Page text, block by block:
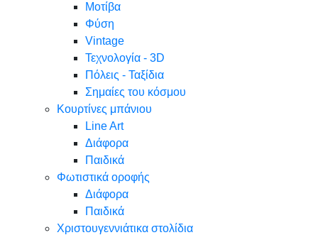
Μοτίβα
Φύση
Vintage
Τεχνολογία - 3D
Πόλεις - Ταξίδια
Σημαίες του κόσμου
Κουρτίνες μπάνιου
Line Art
Διάφορα
Παιδικά
Φωτιστικά οροφής
Διάφορα
Παιδικά
Χριστουγεννιάτικα στολίδια